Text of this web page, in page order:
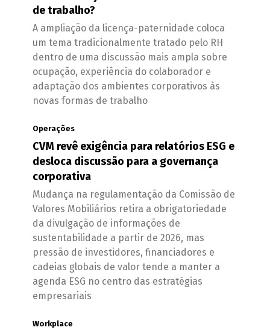
de trabalho?
A ampliação da licença-paternidade coloca
um tema tradicionalmente tratado pelo RH
dentro de uma discussão mais ampla sobre
ocupação, experiência do colaborador e
adaptação dos ambientes corporativos às
novas formas de trabalho
Operações
CVM revê exigência para relatórios ESG e
desloca discussão para a governança
corporativa
Mudança na regulamentação da Comissão de
Valores Mobiliários retira a obrigatoriedade
da divulgação de informações de
sustentabilidade a partir de 2026, mas
pressão de investidores, financiadores e
cadeias globais de valor tende a manter a
agenda ESG no centro das estratégias
empresariais
Workplace